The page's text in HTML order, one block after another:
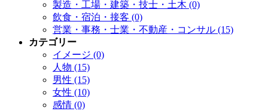
製造・工場・建築・技士・土木 (0)
飲食・宿泊・接客 (0)
営業・事務・士業・不動産・コンサル (15)
カテゴリー
イメージ (0)
人物 (15)
男性 (15)
女性 (10)
感情 (0)